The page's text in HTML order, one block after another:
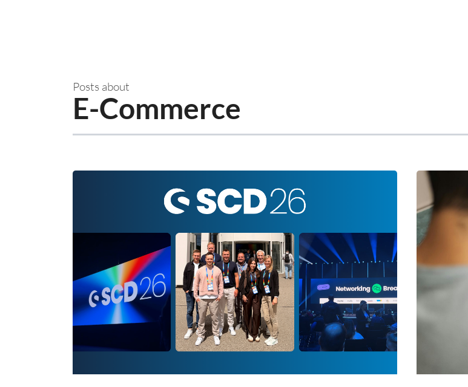
Posts about
E-Commerce